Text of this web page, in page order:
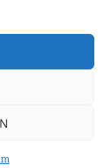
1.4
und